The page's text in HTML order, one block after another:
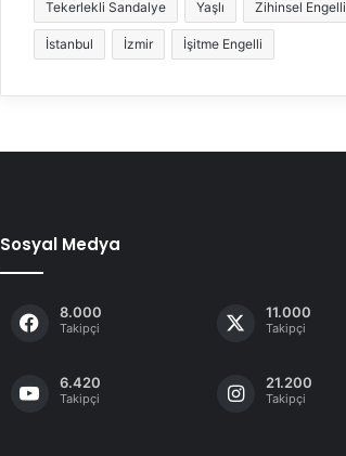
Tekerlekli Sandalye Yaşlı Zihinsel Engelli
İstanbul İzmir İşitme Engelli
Sosyal Medya
8.000
Takipçi
11.000
Takipçi
6.420
Takipçi
21.200
Takipçi